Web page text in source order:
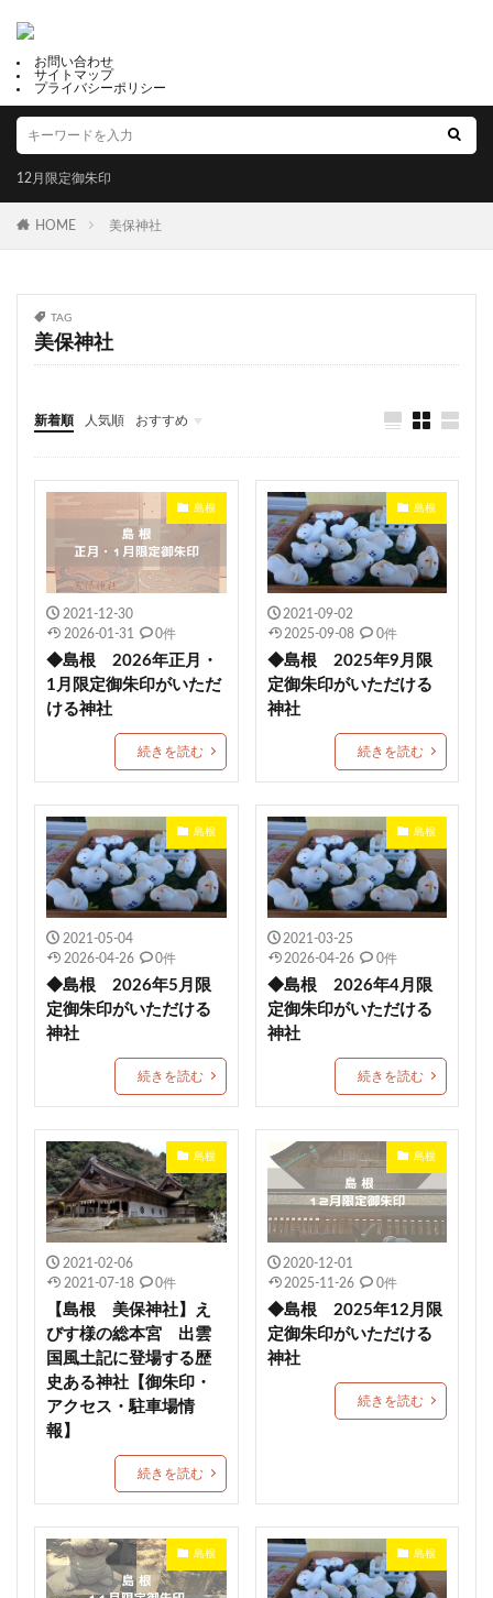
お問い合わせ
サイトマップ
プライバシーポリシー
鹿角 八坂神社
千代ヶ岡八幡宮 十五夜 下野國 鷲宮神社
年越大祓御朱印
成功勝利
由緒 藤田神社 田村神社 太上神社
良縁の鈴
恩智神社
パワースポット うさぎ 茨城 少彦名神社
厳島神社天神社
かつおのたたき丼 商売繁盛 九重神社
季節限定御朱印 小野照崎神社
速秋津比売神のイラストが描かれた御朱印帳
艮神社 押し花 戸越八幡神社 ペット可
建勲神社 大将軍神社 下野星宮神社
駐車場情報 網戸神社
石清尾八幡宮 師走限定御朱印 如月限定御朱印
城山八幡宮 伏木香取神社
小御門神社 成田豊住熊野神社 白鷺神社
日出若宮八幡宮 年越限定御朱印 艫神社
猫の日限定御朱印 子授 玉作湯神社
茨城縣護国神社 別所琴平神社 美幌神社
厚真神社 穂高神社 神炊館神社 スイーツ
一山神社 小坂熊野神社 都波岐奈加等神社
こどもの日御朱印 住吉 生根神社
杭瀬熊野神社 朝峯神社
八乙女八幡神社 由良湊神社 期間限定御朱印
大阪市 ねこ 栃木 健康成就 神社
海津天神社 熊本 照國神社 尾長天満宮
荘内神社 菅原神社 千勝神社 本居宣長
菊名神社 ストーンサークル 淡嶋神社
厄除祈願 カラフル
1日枚数限定御朱印 素鵞神社
眞田神社 伊豫豆比古命神社 天之宮 二柱神社
賀茂別雷神社 岡田神社（岡田宮）
沼津市 大野神社 元祇園梛神社
龍の絵
金峯神社 岐阜護国神社
御嶽神社茅萱宮 5月限定御朱印
村屋坐弥冨都比売神社 小濱神社 麻賀多神社
重陽の節句御朱印 宇都宮二荒山神社
常陸第三宮吉田神社 多治速比売神社
12月限定御朱印
HOME 美保神社
TAG
美保神社
新着順 人気順 おすすめ
福井
山梨
静岡
京都
大阪
兵庫
奈良
和歌山
香川
高知
福岡
佐賀
島根
2021-12-30
2026-01-31
0件
◆島根 2026年正月・
1月限定御朱印がいただ
ける神社
続きを読む
島根
2021-09-02
2025-09-08
0件
◆島根 2025年9月限
定御朱印がいただける
神社
続きを読む
島根
2021-05-04
2026-04-26
0件
◆島根 2026年5月限
定御朱印がいただける
神社
続きを読む
島根
2021-03-25
2026-04-26
0件
◆島根 2026年4月限
定御朱印がいただける
神社
続きを読む
島根
2021-02-06
2021-07-18
0件
【島根 美保神社】え
びす様の総本宮 出雲
国風土記に登場する歴
史ある神社【御朱印・
アクセス・駐車場情
報】
続きを読む
島根
2020-12-01
2025-11-26
0件
◆島根 2025年12月限
定御朱印がいただける
神社
続きを読む
島根 島根